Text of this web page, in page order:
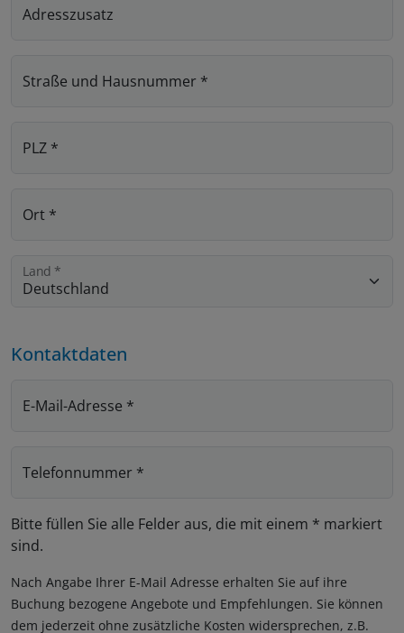
Adresszusatz
Straße und Hausnummer *
PLZ *
Ort *
Land *
Kontaktdaten
E-Mail-Adresse *
Telefonnummer *
Bitte füllen Sie alle Felder aus, die mit einem * markiert
sind.
Nach Angabe Ihrer E-Mail Adresse erhalten Sie auf ihre
Buchung bezogene Angebote und Empfehlungen. Sie können
dem jederzeit ohne zusätzliche Kosten widersprechen, z.B.